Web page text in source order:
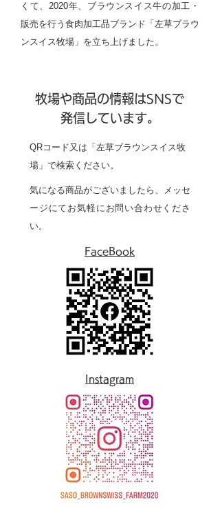
くて、2020年、ブラウンスイス牛の加工・
販売を行う食肉加工品ブランド「左草ブラウ
ンスイス牧場」を立ち上げました。
牧場や商品の情報はSNSで
発信しています。
QRコード又は「左草ブラウンスイス牧
場」で検索ください。
気になる商品がございましたら、メッセ
ージにてお気軽にお問い合わせくださ
い。
FaceBook
Instagram